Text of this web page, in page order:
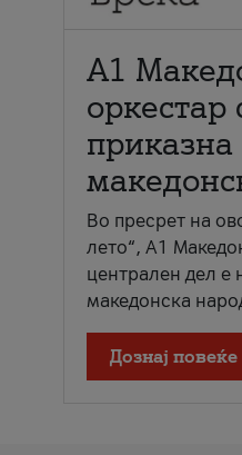
А1
оркестар
Во пресрет на
лето“, А1
централен дел е
македонска
Дознај повеќе